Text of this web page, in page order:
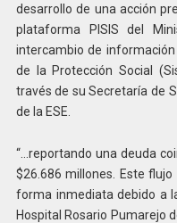
desarrollo de una acción
plataforma PISIS del
intercambio de
de la Protección Social
través de su Secretaría de
de la ESE.
“…reportando una deuda
$26.686 millones. Este
forma inmediata debido a
Hospital Rosario Pumarejo